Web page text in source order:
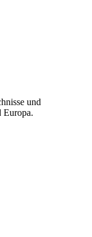
und
Europa.